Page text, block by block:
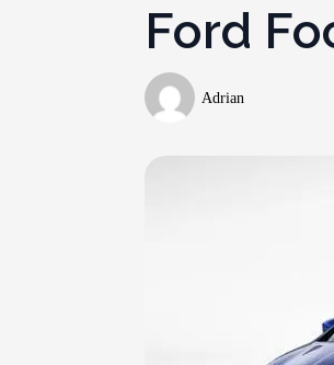
Ford
Adrian